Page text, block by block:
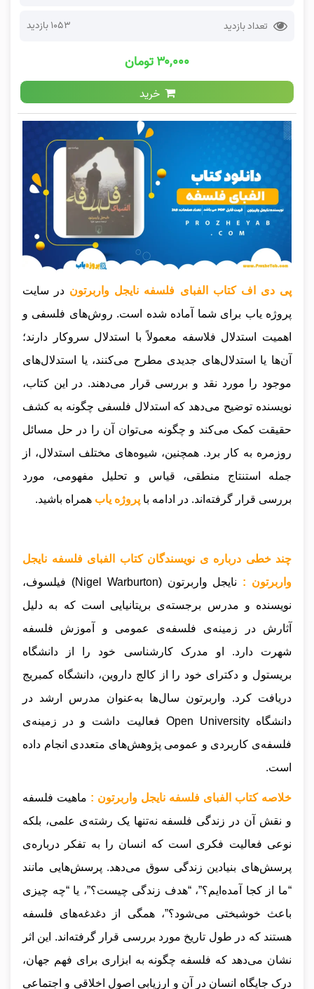
تعداد بازدید 1053 بازدید
۳۰,۰۰۰ تومان
خرید
پی دی اف کتاب الفبای فلسفه نایجل واربرتون در سایت
پروژه یاب برای شما آماده شده است. روش‌های فلسفی و
اهمیت استدلال فلاسفه معمولاً با استدلال سروکار دارند؛
آن‌ها یا استدلال‌های جدیدی مطرح می‌کنند، یا استدلال‌های
موجود را مورد نقد و بررسی قرار می‌دهند. در این کتاب،
نویسنده توضیح می‌دهد که استدلال فلسفی چگونه به کشف
حقیقت کمک می‌کند و چگونه می‌توان آن را در حل مسائل
روزمره به کار برد. همچنین، شیوه‌های مختلف استدلال، از
جمله استنتاج منطقی، قیاس و تحلیل مفهومی، مورد
بررسی قرار گرفته‌اند. در ادامه با پروژه یاب همراه باشید.
چند خطی درباره ی نویسندگان کتاب الفبای فلسفه نایجل
واربرتون :
نایجل واربرتون (Nigel Warburton) فیلسوف،
نویسنده و مدرس برجسته‌ی بریتانیایی است که به دلیل
آثارش در زمینه‌ی فلسفه‌ی عمومی و آموزش فلسفه
شهرت دارد. او مدرک کارشناسی خود را از دانشگاه
بریستول و دکترای خود را از کالج داروین، دانشگاه کمبریج
دریافت کرد. واربرتون سال‌ها به‌عنوان مدرس ارشد در
دانشگاه Open University فعالیت داشت و در زمینه‌ی
فلسفه‌ی کاربردی و عمومی پژوهش‌های متعددی انجام داده
است.
خلاصه کتاب الفبای فلسفه نایجل واربرتون : ماهیت فلسفه
و نقش آن در زندگی فلسفه نه‌تنها یک رشته‌ی علمی، بلکه
نوعی فعالیت فکری است که انسان را به تفکر درباره‌ی
پرسش‌های بنیادین زندگی سوق می‌دهد. پرسش‌هایی مانند
“ما از کجا آمده‌ایم؟”، “هدف زندگی چیست؟”، یا “چه چیزی
باعث خوشبختی می‌شود؟”، همگی از دغدغه‌های فلسفه
هستند که در طول تاریخ مورد بررسی قرار گرفته‌اند. این اثر
نشان می‌دهد که فلسفه چگونه به ابزاری برای فهم جهان،
درک جایگاه انسان در آن و ارزیابی اصول اخلاقی و اجتماعی